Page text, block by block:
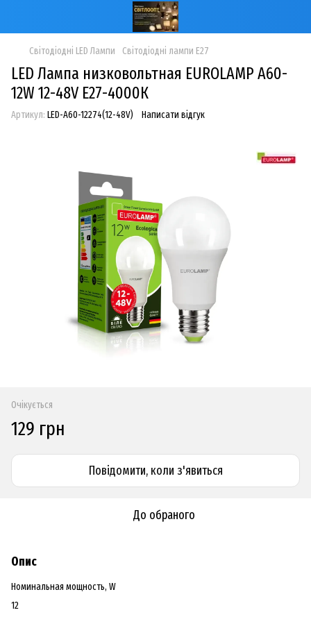
Світодіодні LED Лампи Світодіодні лампи Е27
LED Лампа низковольтная EUROLAMP А60-
12W 12-48V E27-4000К
Артикул: LED-A60-12274(12-48V) Написати відгук
Очікується
129 грн
Повідомити, коли з'явиться
До обраного
Опис
Номинальная мощность, W
12